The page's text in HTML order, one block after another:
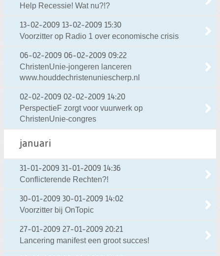
Help Recessie! Wat nu?!?
13-02-2009 13-02-2009 15:30
Voorzitter op Radio 1 over economische crisis
06-02-2009 06-02-2009 09:22
ChristenUnie-jongeren lanceren
www.houddechristenuniescherp.nl
02-02-2009 02-02-2009 14:20
PerspectieF zorgt voor vuurwerk op
ChristenUnie-congres
januari
31-01-2009 31-01-2009 14:36
Conflicterende Rechten?!
30-01-2009 30-01-2009 14:02
Voorzitter bij OnTopic
27-01-2009 27-01-2009 20:21
Lancering manifest een groot succes!